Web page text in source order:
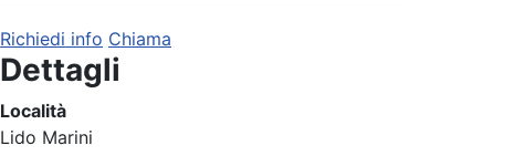
Richiedi info Chiama
Dettagli
Località
Lido Marini